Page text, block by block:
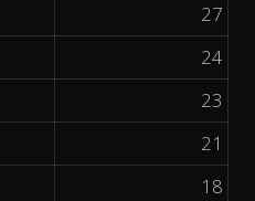
27
24
23
21
18